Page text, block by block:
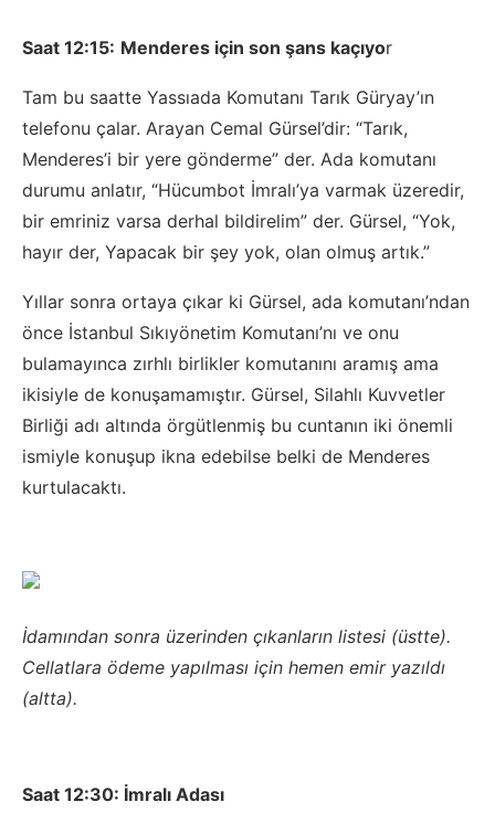
Saat 12:15: Menderes için son şans kaçıyor
Tam bu saatte Yassıada Komutanı Tarık Güryay’ın
telefonu çalar. Arayan Cemal Gürsel’dir: “Tarık,
Menderes’i bir yere gönderme” der. Ada komutanı
durumu anlatır, “Hücumbot İmralı’ya varmak üzeredir,
bir emriniz varsa derhal bildirelim” der. Gürsel, “Yok,
hayır der, Yapacak bir şey yok, olan olmuş artık.”
Yıllar sonra ortaya çıkar ki Gürsel, ada komutanı’ndan
önce İstanbul Sıkıyönetim Komutanı’nı ve onu
bulamayınca zırhlı birlikler komutanını aramış ama
ikisiyle de konuşamamıştır. Gürsel, Silahlı Kuvvetler
Birliği adı altında örgütlenmiş bu cuntanın iki önemli
ismiyle konuşup ikna edebilse belki de Menderes
kurtulacaktı.
İdamından sonra üzerinden çıkanların listesi (üstte).
Cellatlara ödeme yapılması için hemen emir yazıldı
(altta).
Saat 12:30: İmralı Adası